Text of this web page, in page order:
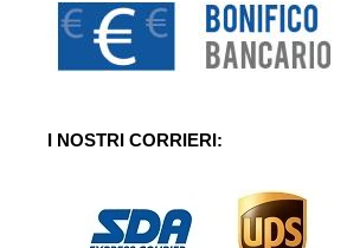
I NOSTRI CORRIERI: